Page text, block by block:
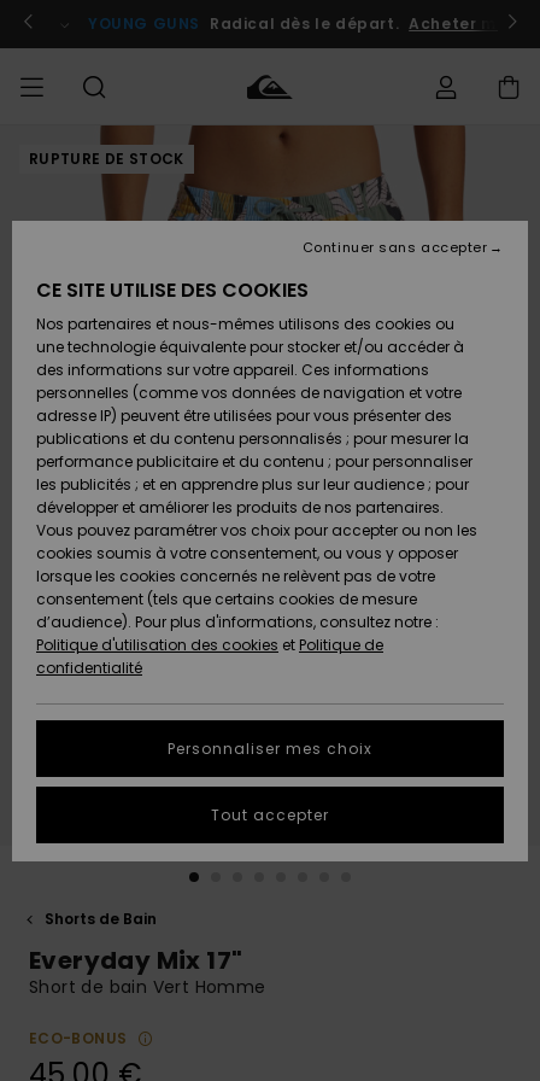
l'information
le
Se connecter / s'inscrire
YOUNG GUNS Radical dès le départ. Acheter
HOMME Vêtements
Chaussures
& Tongs
Surf
Snow
Nouveautés
A
Découvrir
Vêtements
Chaussures
& Tongs
Surf
Snow
Nouveautés
A
Découvrir
FEMME
Shop
A
Découvrir
Snow
SURF
Surf
Shop
Homme
Surf
Shop
Enfant
Highlights
Communauté
SNOW
Snow
Shop
Homme
Snow
Shop
Enfant
Snow
Shop
Femme
A
Découvrir
Communauté
OUTLET
Outlet
Homme
Enfant
Outlet
Femme
AIDE &
CONTACT
Accéder à
ma
commande
Retours
Paiement
Carte
Cadeau
Quiksilver
Freedom
Protection
des
tailles
conversation
plus rapide
à votre
MAGASINS
QUIKSILVER
RUPTURE DE STOCK
Shorts de Bain
Everyday Mix 17"
Short de bain Vert Homme
ECO-BONUS
CE SITE UTILISE DES COOKIES
Nos partenaires et nous-mêmes utilisons des cookies ou
une technologie équivalente pour stocker et/ou accéder à
des informations sur votre appareil. Ces informations
personnelles (comme vos données de navigation et votre
adresse IP) peuvent être utilisées pour vous présenter des
publications et du contenu personnalisés ; pour mesurer la
performance publicitaire et du contenu ; pour personnaliser
les publicités ; et en apprendre plus sur leur audience ; pour
développer et améliorer les produits de nos partenaires.
Vous pouvez paramétrer vos choix pour accepter ou non les
cookies soumis à votre consentement, ou vous y opposer
lorsque les cookies concernés ne relèvent pas de votre
consentement (tels que certains cookies de mesure
d’audience). Pour plus d'informations, consultez notre :
Politique d'utilisation des cookies et Politique de
confidentialité
Personnaliser mes choix
Continuer sans accepter
Tout accepter